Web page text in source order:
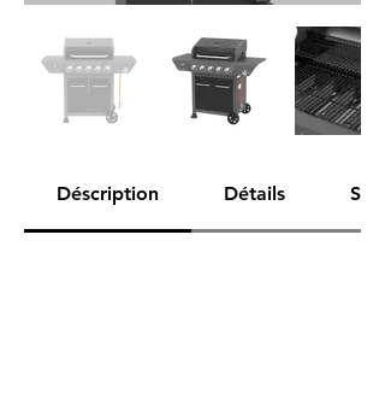
Déscription Détails